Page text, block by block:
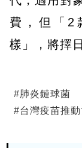
費，但「2
樣」，將擇
#肺炎鏈球菌
#台灣疫苗推動